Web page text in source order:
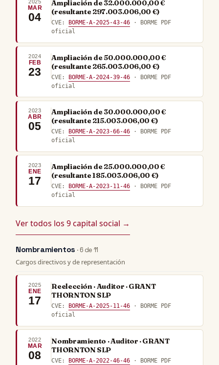
2025
MAR
04
Ampliación de 32.000.000,00 €
(resultante 297.003.006,00 €)
CVE: BORME-A-2025-43-46 · BORME PDF
oficial
2024
FEB
23
Ampliación de 50.000.000,00 €
(resultante 265.003.006,00 €)
CVE: BORME-A-2024-39-46 · BORME PDF
oficial
2023
ABR
05
Ampliación de 30.000.000,00 €
(resultante 215.003.006,00 €)
CVE: BORME-A-2023-66-46 · BORME PDF
oficial
2023
ENE
17
Ampliación de 25.000.000,00 €
(resultante 185.003.006,00 €)
CVE: BORME-A-2023-11-46 · BORME PDF
oficial
Ver todos los 9 capital social →
Nombramientos · 6 de 11
Cargos directivos y de representación
2025
ENE
17
Reelección · Auditor · GRANT
THORNTON SLP
CVE: BORME-A-2025-11-46 · BORME PDF
oficial
2022
MAR
08
Nombramiento · Auditor · GRANT
THORNTON SLP
CVE: BORME-A-2022-46-46 · BORME PDF